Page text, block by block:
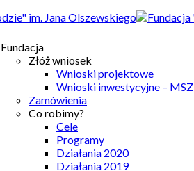
Fundacja
Złóż wniosek
Wnioski projektowe
Wnioski inwestycyjne – MSZ
Zamówienia
Co robimy?
Cele
Programy
Działania 2020
Działania 2019